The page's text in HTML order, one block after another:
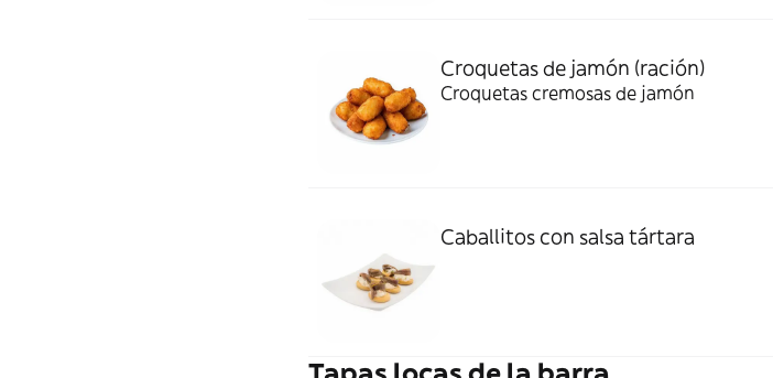
Croquetas de jamón (ración)
Croquetas cremosas de jamón
Caballitos con salsa tártara